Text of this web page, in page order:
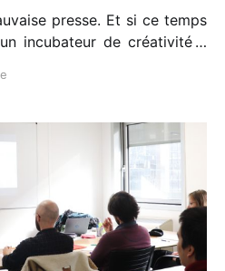
Et si ce temps
incubateur de créativité ?
moment de recul qui,